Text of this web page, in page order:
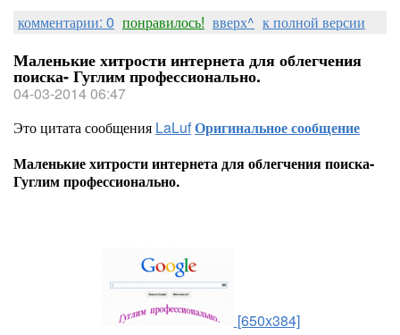
комментарии: 0 понравилось! вверх^ к полной версии
Маленькие хитрости интернета для облегчения
поиска- Гуглим профессионально.
04-03-2014 06:47
Это цитата сообщения LaLufОригинальное сообщение
Маленькие хитрости интернета для облегчения поиска-
Гуглим профессионально.
[650x384]